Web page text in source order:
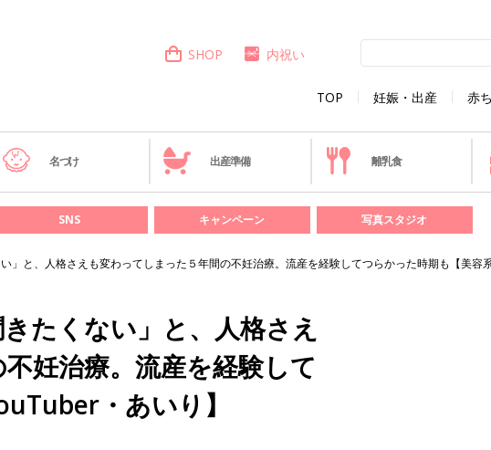
TOP 妊娠・出産 赤
SHOP 内祝い
名づけ 出産準備 離乳食
SNS キャンペーン 写真スタジオ
」と、人格さえも変わってしまった５年間の不妊治療。流産を経験してつらかった時期も【美容
たくない」と、人格さえ
妊治療。流産を経験して
・あいり】